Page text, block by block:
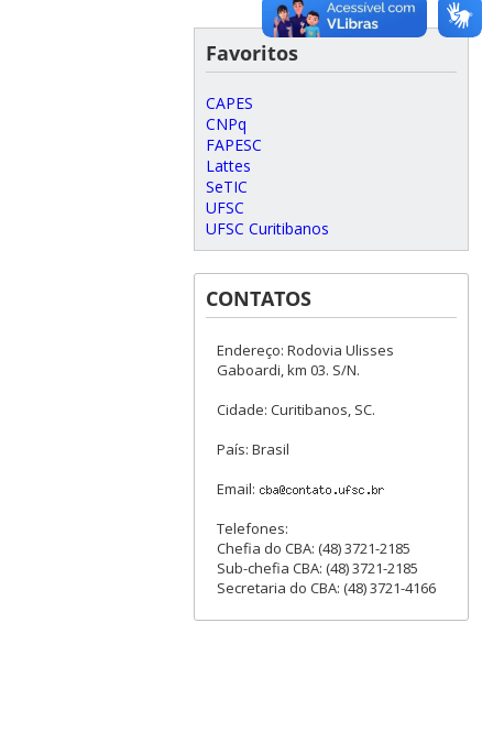
Favoritos
CAPES
CNPq
FAPESC
Lattes
SeTIC
UFSC
UFSC Curitibanos
CONTATOS
Endereço: Rodovia Ulisses
Gaboardi, km 03. S/N.
Cidade: Curitibanos, SC.
País: Brasil
Email:
Telefones:
Chefia do CBA: (48) 3721-2185
Sub-chefia CBA: (48) 3721-2185
Secretaria do CBA: (48) 3721-4166